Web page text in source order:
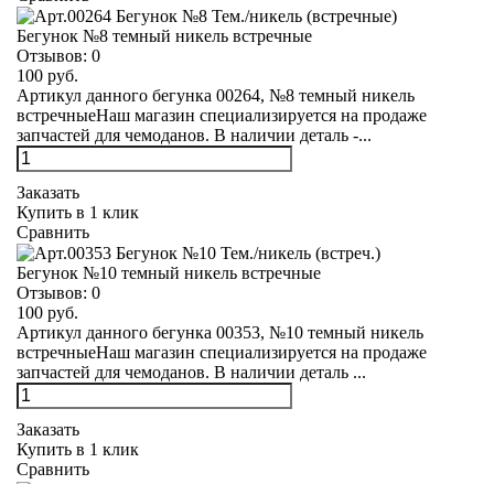
Бегунок №8 темный никель встречные
Отзывов: 0
100 руб.
Артикул данного бегунка 00264, №8 темный никель
встречныеНаш магазин специализируется на продаже
запчастей для чемоданов. В наличии деталь -...
Заказать
Купить в 1 клик
Сравнить
Бегунок №10 темный никель встречные
Отзывов: 0
100 руб.
Артикул данного бегунка 00353, №10 темный никель
встречныеНаш магазин специализируется на продаже
запчастей для чемоданов. В наличии деталь ...
Заказать
Купить в 1 клик
Сравнить